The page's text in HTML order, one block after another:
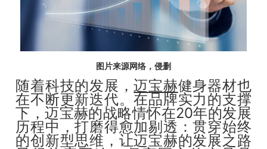
图片来源网络，侵删
随着科技的发展，迈宝赫健身器材也
在不断更新迭代。在品牌实力的支撑
下，迈宝赫的战略情怀在20年的发展
历程中，打磨得愈加剔透：贯穿始终
的创新型思维，让迈宝赫的发展之路